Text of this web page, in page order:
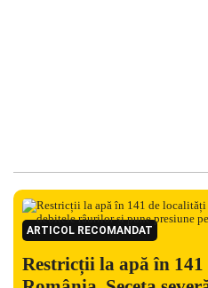
ARTICOL RECOMANDAT
Restricții la apă în